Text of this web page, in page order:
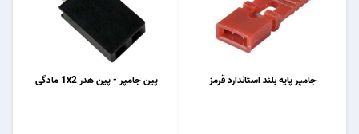
پین جامپر - پین هدر 1x2 مادگی جامپر پایه بلند استاندارد قرمز